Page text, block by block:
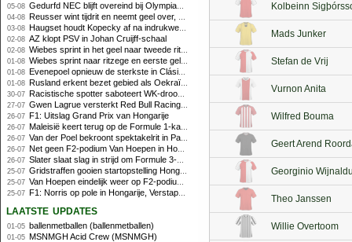
05-08 Gedurfd NEC blijft overeind bij Olympiakos
04-08 Reusser wint tijdrit en neemt geel over, Nooijen knap tweede
03-08 Haugset houdt Kopecky af na indrukwekkende solo van 86 kilometer
02-08 AZ klopt PSV in Johan Cruijff-schaal
02-08 Wiebes sprint in het geel naar tweede ritzege
01-08 Wiebes sprint naar ritzege en eerste gele trui in Tour Femmes
01-08 Evenepoel opnieuw de sterkste in Clásica San Sebastián
01-08 Rusland erkent bezet gebied als Oekraïens voor opheffing IOC-schorsing
30-07 Racistische spotter saboteert WK-droom van powerliftster
27-07 Gwen Lagrue versterkt Red Bull Racing vanaf 2027
26-07 F1: Uitslag Grand Prix van Hongarije
26-07 Maleisië keert terug op de Formule 1-kalender in 2026
26-07 Van der Poel bekroont spektakelrit in Parijs met nipte zege; eindzege Pogacar
26-07 Net geen F2-podium Van Hoepen in Hongarije, Leon maakt indruk
26-07 Slater slaat slag in strijd om Formule 3-kampioenschap op Hungaroring
25-07 Gridstraffen gooien startopstelling Hongaarse Grand Prix flink overhoop
25-07 Van Hoepen eindelijk weer op F2-podium, Mini wint sprintrace op Hungaroring
25-07 F1: Norris op pole in Hongarije, Verstappen zesde
laatste updates
01-05 ballenmetballen (ballenmetballen)
01-05 MSNMGH Acid Crew (MSNMGH)
Kolbeinn
Mads Junker
Stefan de Vrij
Vurnon Anita
Wilfred Bouma
Geert Arend
Georginio
Theo Janssen
Willie Overtoom